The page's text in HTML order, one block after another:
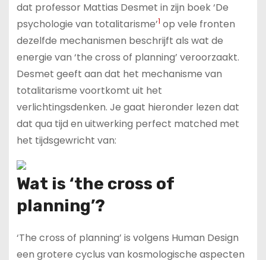
dat professor Mattias Desmet in zijn boek ‘De
psychologie van totalitarisme’1 op vele fronten
dezelfde mechanismen beschrijft als wat de
energie van ‘the cross of planning’ veroorzaakt.
Desmet geeft aan dat het mechanisme van
totalitarisme voortkomt uit het
verlichtingsdenken. Je gaat hieronder lezen dat
dat qua tijd en uitwerking perfect matched met
het tijdsgewricht van:
Wat is ‘the cross of
planning’?
‘The cross of planning’ is volgens Human Design
een grotere cyclus van kosmologische aspecten